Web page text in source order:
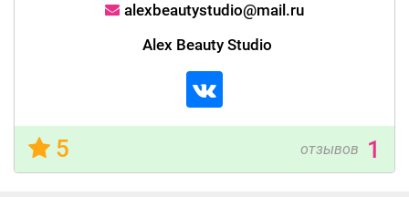
alexbeautystudio@mail.ru
Alex Beauty Studio
5 отзывов 1